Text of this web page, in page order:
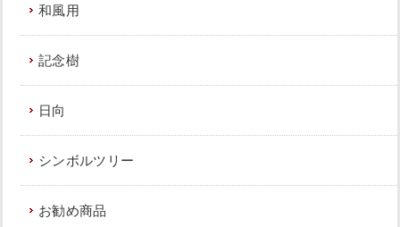
和風用
記念樹
日向
シンボルツリー
お勧め商品